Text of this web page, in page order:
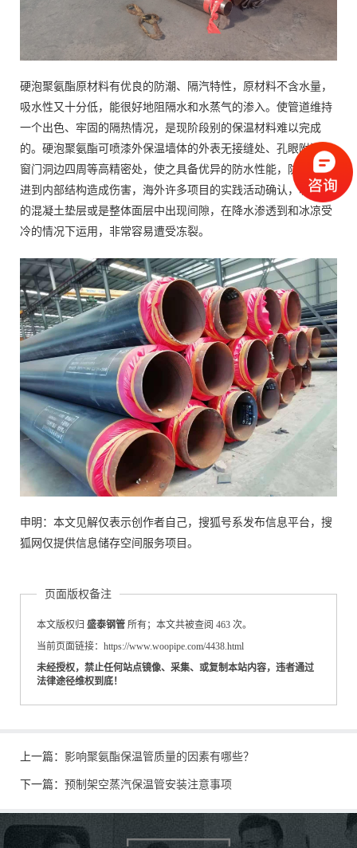
硬泡聚氨酯原材料有优良的防潮、隔汽特性，原材料不含水量，
吸水性又十分低，能很好地阻隔水和水蒸气的渗入。使管道维持
一个出色、牢固的隔热情况，是现阶段别的保温材料难以完成
的。硬泡聚氨酯可喷漆外保温墙体的外表无接缝处、孔眼附近、
窗门洞边四周等高精密处，使之具备优异的防水性能，防止降水
进到内部结构造成伤害，海外许多项目的实践活动确认，吸水性
的混凝土垫层或是整体面层中出现间隙，在降水渗透到和冰凉受
冷的情况下运用，非常容易遭受冻裂。
申明：本文见解仅表示创作者自己，搜狐号系发布信息平台，搜
狐网仅提供信息储存空间服务项目。
页面版权备注
本文版权归 盛泰钢管 所有；本文共被查阅 463 次。
当前页面链接：https://www.woopipe.com/4438.html
未经授权，禁止任何站点镜像、采集、或复制本站内容，违者通过
法律途径维权到底！
上一篇： ​影响聚氨酯保温管质量的因素有哪些？
下一篇： 预制架空蒸汽保温管安装注意事项